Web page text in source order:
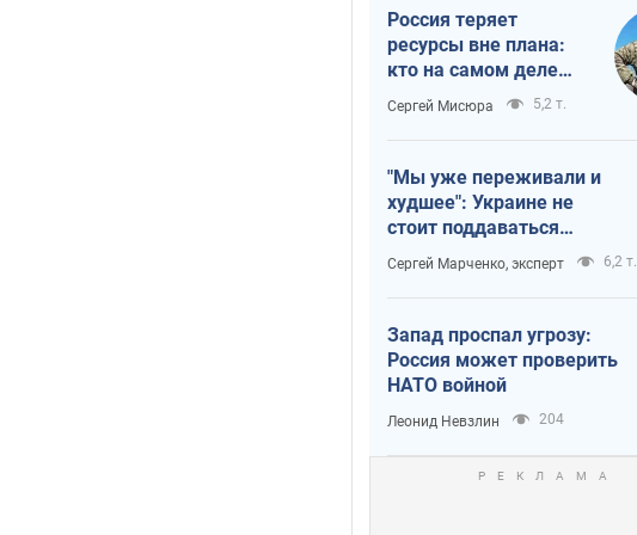
Россия теряет
ресурсы вне плана:
кто на самом деле
диктует темп войны
Сергей Мисюра 5,2 т.
"Мы уже переживали и
худшее": Украине не
стоит поддаваться
отчаянию из-за
ракетного террора
Сергей Марченко, эксперт 6,2 т.
Запад проспал угрозу:
Россия может проверить
НАТО войной
Леонид Невзлин 204